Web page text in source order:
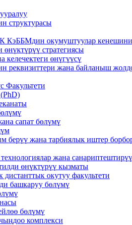
структурасы
окумуштуулар
өнүктүрүү стратегиясы
келечектеги өнүгүүсү
реквизиттери жана байланыш
сапат бөлүмү
берүү жана тарбиялык иштер
жана
өнүктүрүү кызматы
окутуу факультети
башкаруу бөлүмү
бөлүмү
комплекси